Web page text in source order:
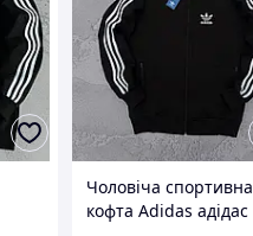
Чоловіча спортивна
кофта Adidas адідас